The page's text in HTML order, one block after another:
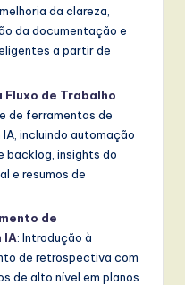
da clareza,
da documentação e
a partir de
Fluxo de Trabalho
de ferramentas de
incluindo automação
backlog, insights do
e resumos de
de
IA: Introdução à
de retrospectiva com
de alto nível em planos